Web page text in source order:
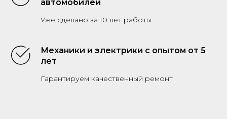
автомобилей
Уже сделано за 10 лет работы
Механики и электрики с опытом от 5
лет
Гарантируем качественный ремонт